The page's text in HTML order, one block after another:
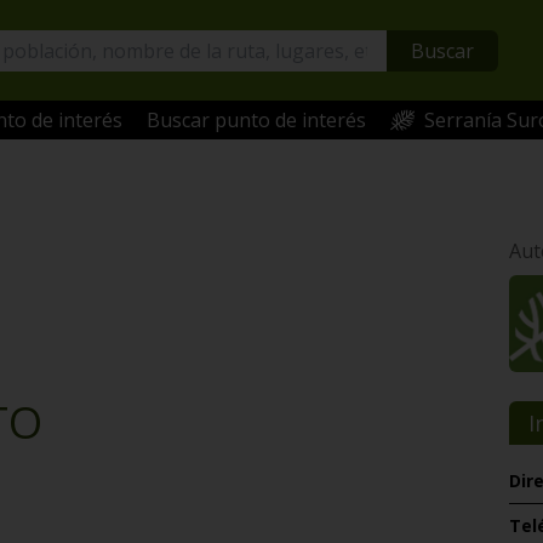
Buscar
de interés Buscar punto de interés Serranía